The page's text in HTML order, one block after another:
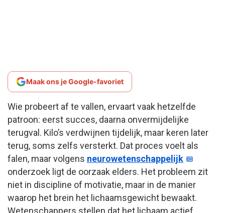
Maak ons je Google-favoriet
Wie probeert af te vallen, ervaart vaak hetzelfde
patroon: eerst succes, daarna onvermijdelijke
terugval. Kilo’s verdwijnen tijdelijk, maar keren later
terug, soms zelfs versterkt. Dat proces voelt als
falen, maar volgens neurowetenschappelijk
onderzoek ligt de oorzaak elders. Het probleem zit
niet in discipline of motivatie, maar in de manier
waarop het brein het lichaamsgewicht bewaakt.
Wetenschappers stellen dat het lichaam actief